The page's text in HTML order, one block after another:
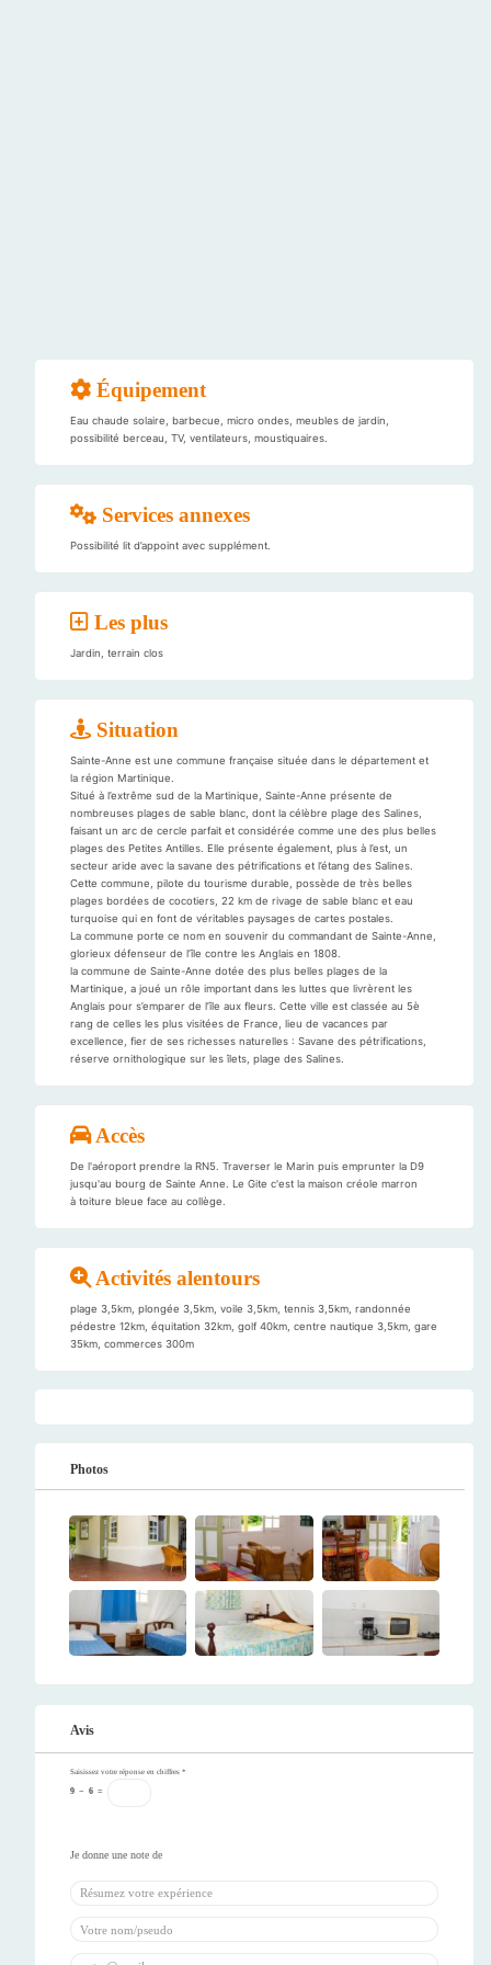
Équipement
Eau chaude solaire, barbecue, micro ondes, meubles de jardin,
possibilité berceau, TV, ventilateurs, moustiquaires.
Services annexes
Possibilité lit d’appoint avec supplément.
Les plus
Jardin, terrain clos
Situation
Sainte-Anne est une commune française située dans le département et
la région Martinique.
Situé à l’extrême sud de la Martinique, Sainte-Anne présente de
nombreuses plages de sable blanc, dont la célèbre plage des Salines,
faisant un arc de cercle parfait et considérée comme une des plus belles
plages des Petites Antilles. Elle présente également, plus à l’est, un
secteur aride avec la savane des pétrifications et l’étang des Salines.
Cette commune, pilote du tourisme durable, possède de très belles
plages bordées de cocotiers, 22 km de rivage de sable blanc et eau
turquoise qui en font de véritables paysages de cartes postales.
La commune porte ce nom en souvenir du commandant de Sainte-Anne,
glorieux défenseur de l’île contre les Anglais en 1808.
la commune de Sainte-Anne dotée des plus belles plages de la
Martinique, a joué un rôle important dans les luttes que livrèrent les
Anglais pour s’emparer de l’île aux fleurs. Cette ville est classée au 5è
rang de celles les plus visitées de France, lieu de vacances par
excellence, fier de ses richesses naturelles : Savane des pétrifications,
réserve ornithologique sur les îlets, plage des Salines.
Accès
De l'aéroport prendre la RN5. Traverser le Marin puis emprunter la D9
jusqu'au bourg de Sainte Anne. Le Gite c'est la maison créole marron
à toiture bleue face au collège.
Activités alentours
plage 3,5km, plongée 3,5km, voile 3,5km, tennis 3,5km, randonnée
pédestre 12km, équitation 32km, golf 40km, centre nautique 3,5km, gare
35km, commerces 300m
Photos
Avis
Saisissez votre réponse en chiffres *
9 − 6 =